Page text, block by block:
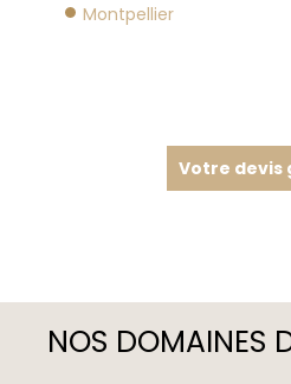
Montpellier
Votre devis
NOS DOMAINES